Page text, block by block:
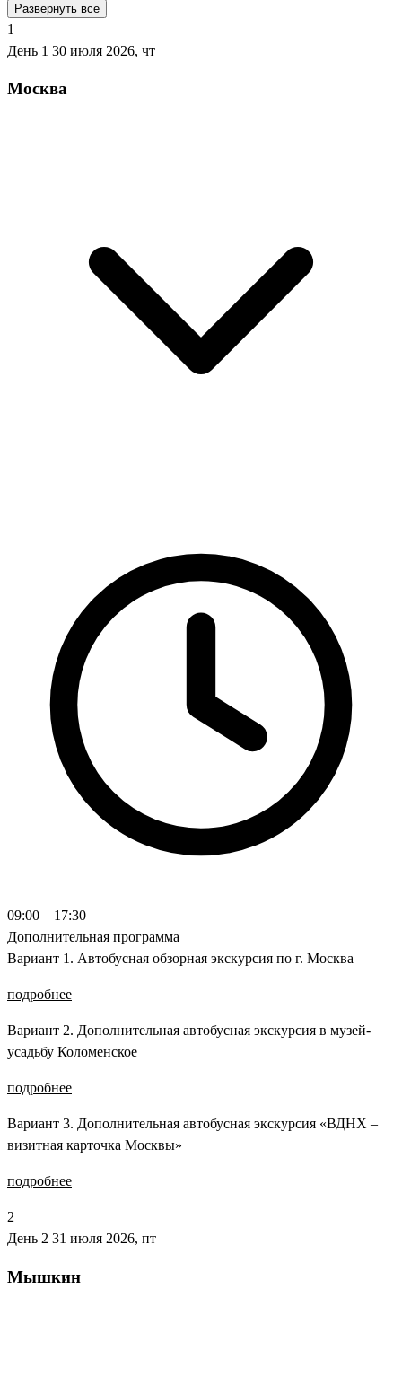
Развернуть все
1
День 1 30 июля 2026, чт
Москва
09:00 – 17:30
Дополнительная программа
Вариант 1. Автобусная обзорная экскурсия по г. Москва
подробнее
Вариант 2. Дополнительная автобусная экскурсия в музей-
усадьбу Коломенское
подробнее
Вариант 3. Дополнительная автобусная экскурсия «ВДНХ –
визитная карточка Москвы»
подробнее
2
День 2 31 июля 2026, пт
Мышкин